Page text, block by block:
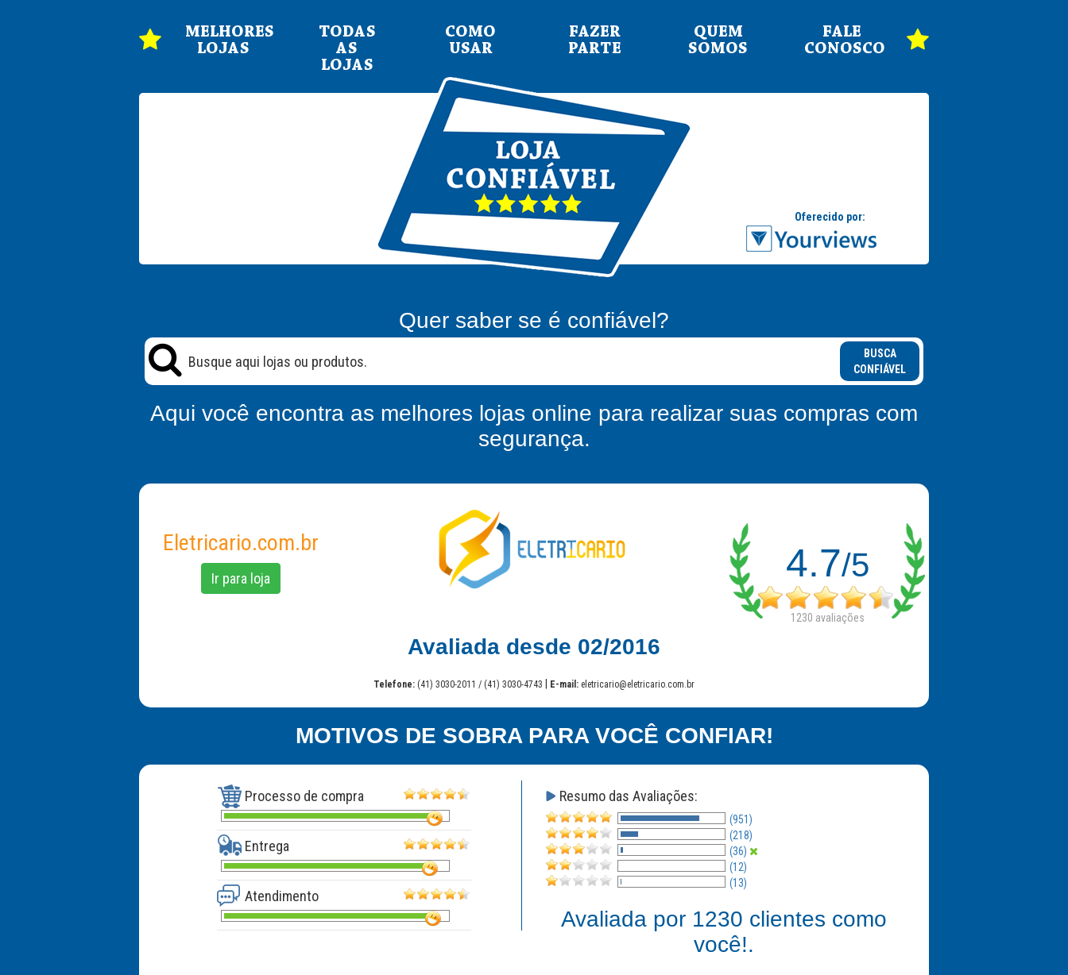
MELHORES
LOJAS
TODAS
AS
LOJAS
COMO
USAR
FAZER
PARTE
QUEM
SOMOS
FALE
CONOSCO
Quer saber se é confiável?
BUSCA
CONFIÁVEL
Aqui você encontra as melhores lojas online para realizar suas compras com
segurança.
Eletricario.com.br
Ir para loja 4.7/5
1230 avaliações
Avaliada desde 02/2016
Telefone: (41) 3030-2011 / (41) 3030-4743 E-mail: eletricario@eletricario.com.br
MOTIVOS DE SOBRA PARA VOCÊ CONFIAR!
Processo de compra
Entrega
Atendimento
Resumo das Avaliações:
(951)
(218)
(36)
(12)
(13)
Avaliada por 1230 clientes como
você!.